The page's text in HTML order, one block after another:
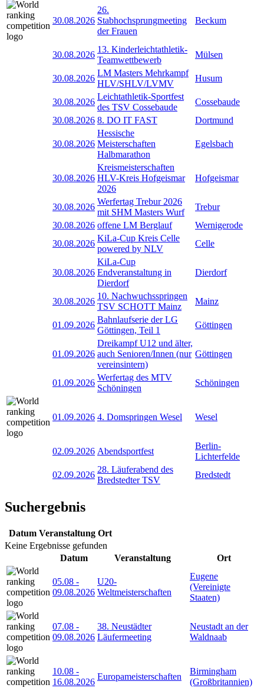
30.08.2026
26.
Stabhochsprungmeeting
der Frauen
Beckum
30.08.2026
13. Kinderleichtathletik-
Teamwettbewerb
Mülsen
30.08.2026
LM Masters Mehrkampf
HLV/SHLV/LVMV
Husum
30.08.2026
Leichtathletik-Sportfest
des TSV Cossebaude
Cossebaude
30.08.2026 8. DO IT FAST Dortmund
30.08.2026
Hessische
Meisterschaften
Halbmarathon
Egelsbach
30.08.2026
Kreismeisterschaften
HLV-Kreis Hofgeismar
2026
Hofgeismar
30.08.2026
Werfertag Trebur 2026
mit SHM Masters Wurf
Trebur
30.08.2026 offene LM Berglauf
Wernigerode
30.08.2026
KiLa-Cup Kreis Celle
powered by NLV
Celle
30.08.2026
KiLa-Cup
Endveranstaltung in
Dierdorf
Dierdorf
30.08.2026
10. Nachwuchsspringen
TSV SCHOTT Mainz
Mainz
01.09.2026
Bahnlaufserie der LG
Göttingen, Teil 1
Göttingen
01.09.2026
Dreikampf U12 und älter,
auch Senioren/Innen (nur
vereinsintern)
Göttingen
01.09.2026
Werfertag des MTV
Schöningen
Schöningen
01.09.2026 4. Domspringen Wesel Wesel
02.09.2026 Abendsportfest
Berlin-
Lichterfelde
02.09.2026
28. Läuferabend des
Bredstedter TSV
Bredstedt
Suchergebnis
Datum Veranstaltung Ort
Keine Ergebnisse gefunden
Datum
Veranstaltung Ort
05.08 -
09.08.2026
U20-
Weltmeisterschaften
Eugene
(Vereinigte
Staaten)
07.08 -
09.08.2026
38. Neustädter
Läufermeeting
Neustadt an der
Waldnaab
10.08 -
16.08.2026
Europameisterschaften
Birmingham
(Großbritannien)